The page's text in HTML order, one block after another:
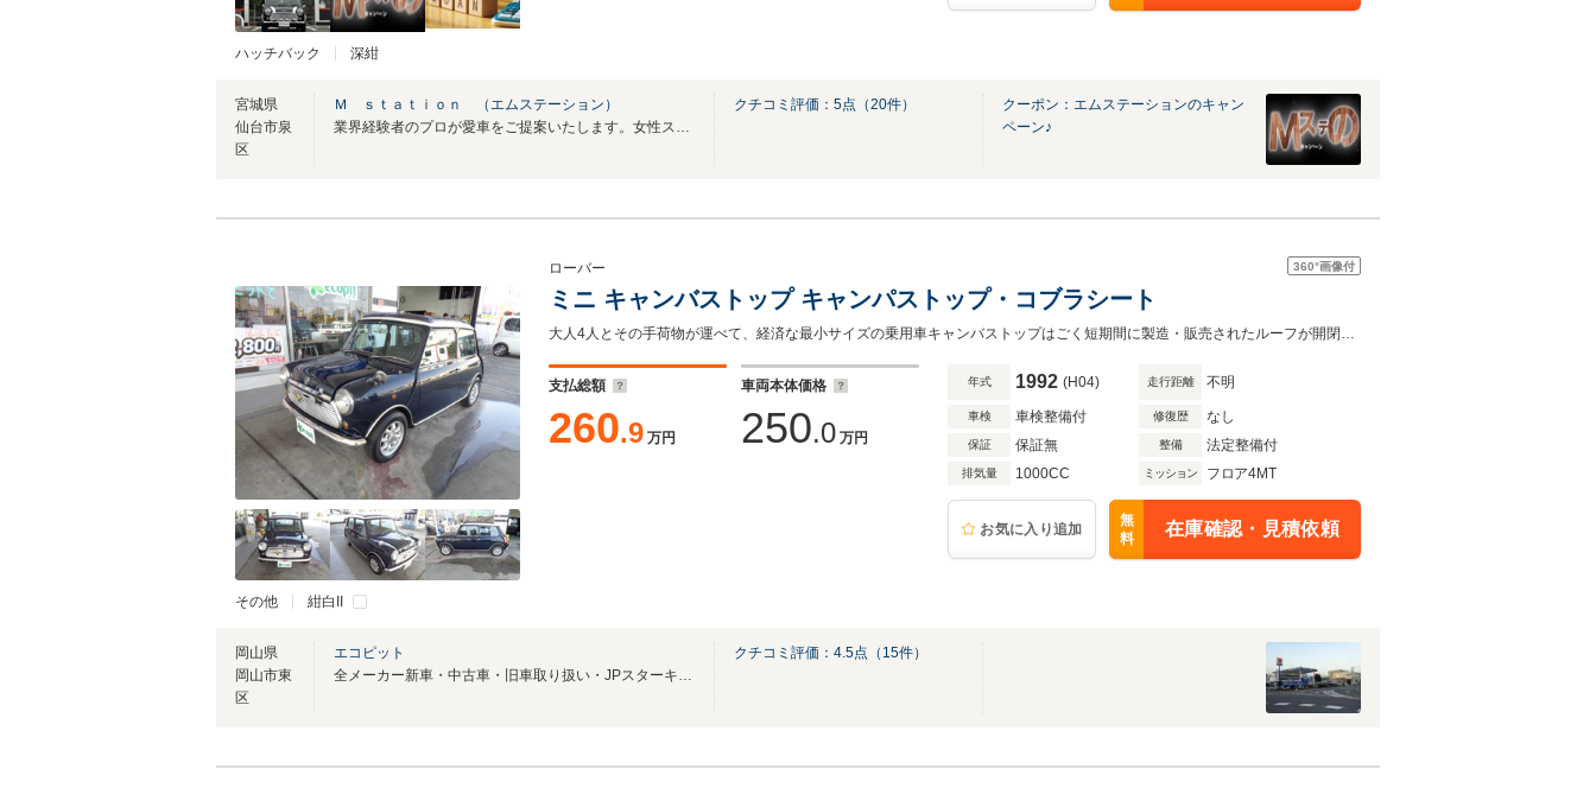
ハッチバック 深紺
宮城県
仙台市泉
区
Ｍ ｓｔａｔｉｏｎ （エムステーション）
業界経験者のプロが愛車をご提案いたします。女性スタッフも多数在籍しております。
クチコミ評価： 5点（20件）
クーポン：エムステーションのキャン
ペーン♪
その他 紺白II
360°画像付
ローバー
ミニ キャンバストップ キャンパストップ・コブラシート
大人4人とその手荷物が運べて、経済な最小サイズの乗用車キャンバストップはごく短期間に製造・販売されたルーフが開閉できるモデルで太陽光を感じられる車です。
支払総額
260.9 万円
車両本体価格
250.0 万円
年式 1992 (H04) 走行距離 不明
車検 車検整備付 修復歴 なし
保証 保証無 整備 法定整備付
排気量 1000CC ミッション フロア4MT
お気に入り追加
無
料
在庫確認・見積依頼
岡山県
岡山市東
区
エコピット
全メーカー新車・中古車・旧車取り扱い・JPスターキャンピング正規代理店。
クチコミ評価： 4.5点（ 15件）